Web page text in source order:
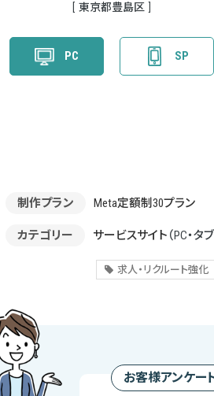
東京都豊島区
PC SP
制作プラン Meta定額制30プラン
カテゴリー サービスサイト （PC・タ
求人・リクルート強化
お客様アンケー